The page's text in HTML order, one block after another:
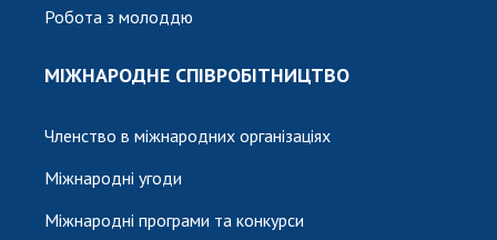
Робота з молоддю
МІЖНАРОДНЕ СПІВРОБІТНИЦТВО
Членство в міжнародних організаціях
Міжнародні угоди
Міжнародні програми та конкурси